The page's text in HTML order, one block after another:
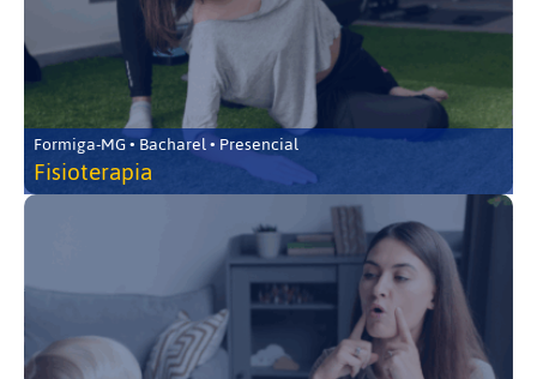
Formiga-MG • Bacharel • Presencial
Fisioterapia